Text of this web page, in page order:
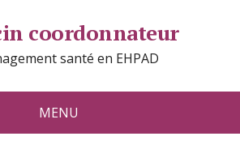
coordonnateur
santé en EHPAD
MENU